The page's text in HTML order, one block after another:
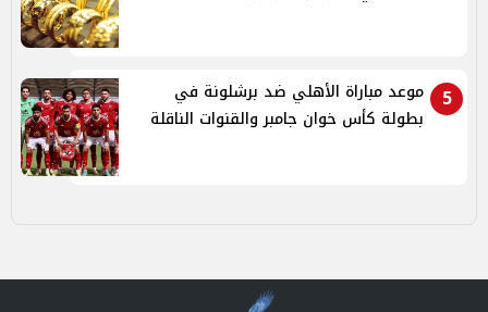
5
موعد مباراة الأهلي ضد برشلونة في
بطولة كأس خوان جامبر والقنوات الناقلة